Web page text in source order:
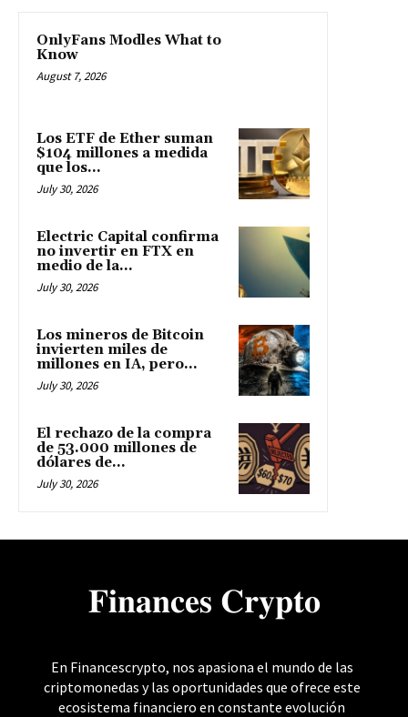
OnlyFans Modles What to
Know
August 7, 2026
Los ETF de Ether suman
$104 millones a medida
que los...
July 30, 2026
Electric Capital confirma
no invertir en FTX en
medio de la...
July 30, 2026
Los mineros de Bitcoin
invierten miles de
millones en IA, pero...
July 30, 2026
El rechazo de la compra
de 53.000 millones de
dólares de...
July 30, 2026
𝐅𝐢𝐧𝐚𝐧𝐜𝐞𝐬 𝐂𝐫𝐲𝐩𝐭𝐨
En Financescrypto, nos apasiona el mundo de las
criptomonedas y las oportunidades que ofrece este
ecosistema financiero en constante evolución